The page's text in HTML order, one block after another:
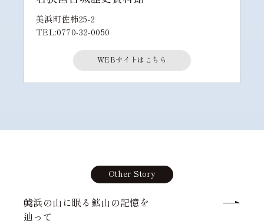
美浜町佐柿25-2
TEL:0770-32-0050
WEBサイトはこちら
Other Story
02.
美浜の山に眠る鉱山の記憶を
辿って